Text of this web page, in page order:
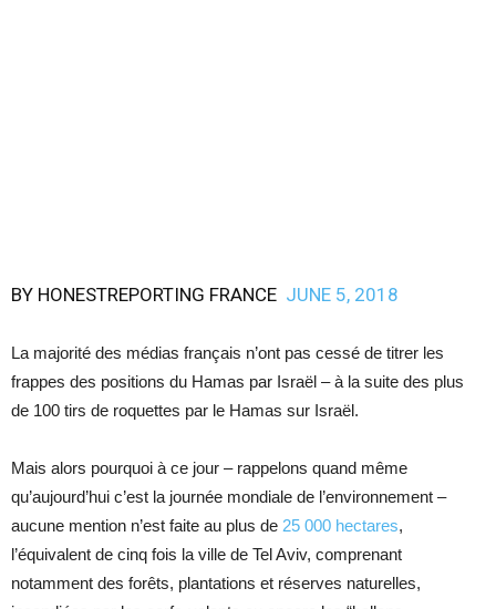
BY HONESTREPORTING FRANCE JUNE 5, 2018
La majorité des médias français n’ont pas cessé de titrer les
frappes des positions du Hamas par Israël – à la suite des plus
de 100 tirs de roquettes par le Hamas sur Israël.
Mais alors pourquoi à ce jour – rappelons quand même
qu’aujourd’hui c’est la journée mondiale de l’environnement –
aucune mention n’est faite au plus de 25 000 hectares,
l’équivalent de cinq fois la ville de Tel Aviv, comprenant
notamment des forêts, plantations et réserves naturelles,